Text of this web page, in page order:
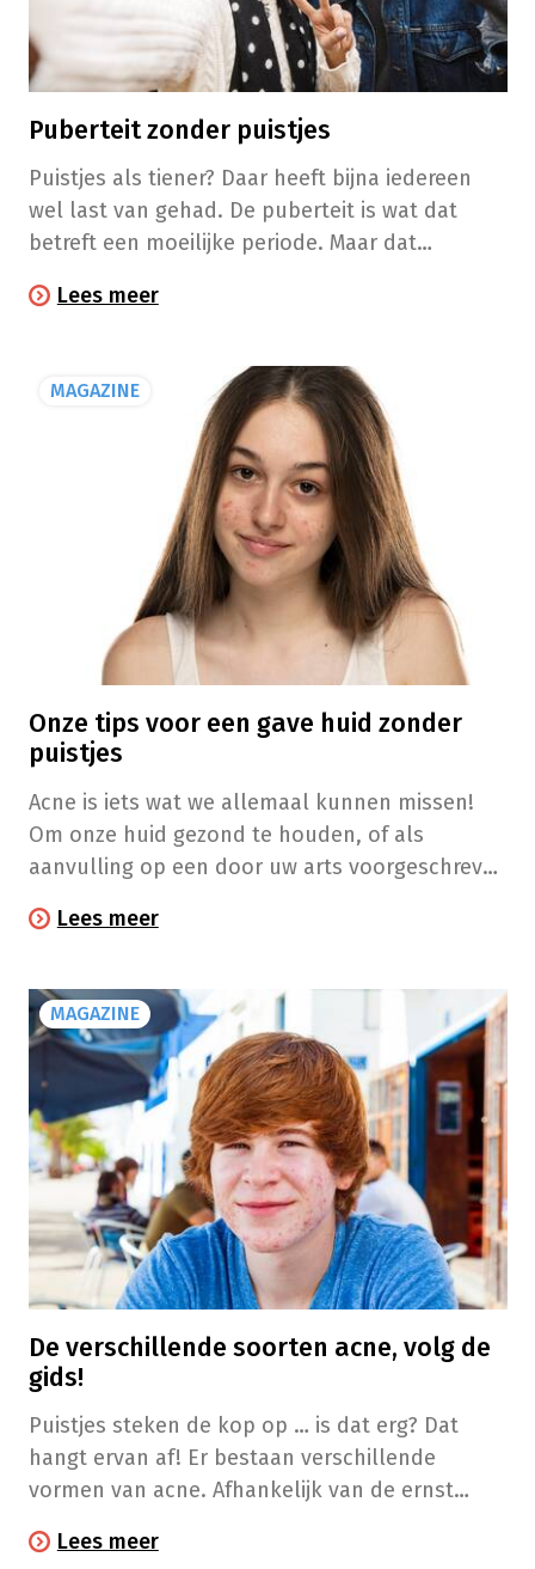
Puberteit zonder puistjes
Puistjes als tiener? Daar heeft bijna iedereen
wel last van gehad. De puberteit is wat dat
betreft een moeilijke periode. Maar dat
Opstoten van jeugdacne mogen niet worden
ernstig kunnen aantasten. En natuurlijk
kunnen puistjes soms ook littekens nalaten.
Lees meer
MAGAZINE
Onze tips voor een gave huid zonder
puistjes
Acne is iets wat we allemaal kunnen missen!
Om onze huid gezond te houden, of als
aanvulling op een door uw arts voorgeschreven
belangrijk om enkele eenvoudige gebaren op te
Lees meer
MAGAZINE
De verschillende soorten acne, volg de
gids!
Puistjes steken de kop op … is dat erg? Dat
hangt ervan af! Er bestaan verschillende
vormen van acne. Afhankelijk van de ernst
afwachting van een diagnose door de dokter,
Lees meer